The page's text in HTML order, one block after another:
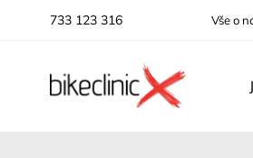
733 123 316 Vše o